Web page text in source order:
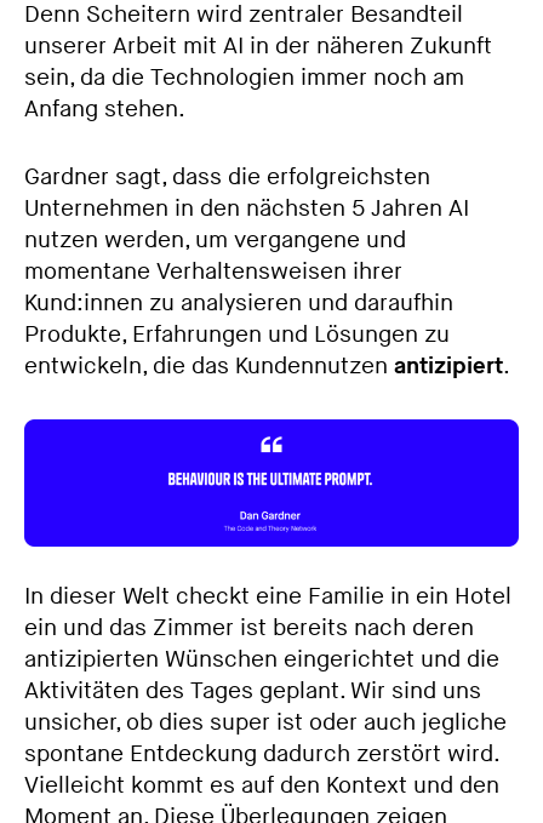
Denn Scheitern wird zentraler Besandteil
unserer Arbeit mit AI in der näheren Zukunft
sein, da die Technologien immer noch am
Anfang stehen.
Gardner sagt, dass die erfolgreichsten
Unternehmen in den nächsten 5 Jahren AI
nutzen werden, um vergangene und
momentane Verhaltensweisen ihrer
Kund:innen zu analysieren und daraufhin
Produkte, Erfahrungen und Lösungen zu
entwickeln, die das Kundennutzen antizipiert.
In dieser Welt checkt eine Familie in ein Hotel
ein und das Zimmer ist bereits nach deren
antizipierten Wünschen eingerichtet und die
Aktivitäten des Tages geplant. Wir sind uns
unsicher, ob dies super ist oder auch jegliche
spontane Entdeckung dadurch zerstört wird.
Vielleicht kommt es auf den Kontext und den